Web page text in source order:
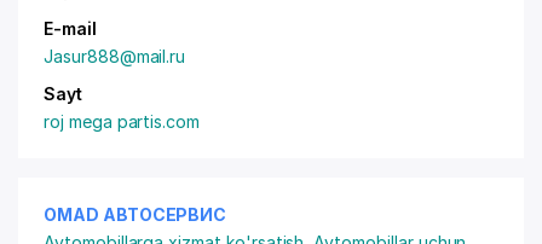
E-mail
Jasur888@mail.ru
Sayt
roj mega partis.com
OMAD АВТОСЕРВИС